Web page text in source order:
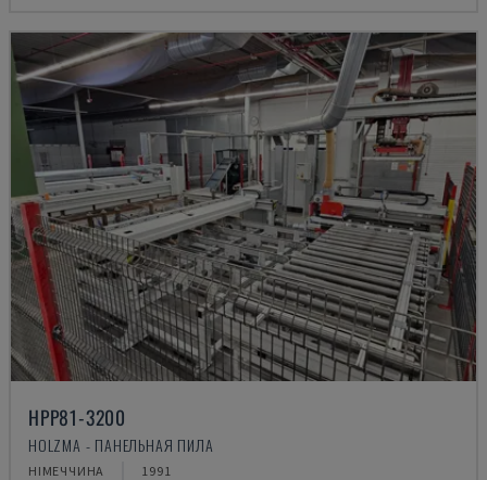
HPP81-3200
HOLZMA - ПАНЕЛЬНАЯ ПИЛА
НІМЕЧЧИНА 1991